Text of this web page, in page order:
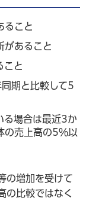
ること
があること
こと
期と比較して5
る場合は最近3か
の売上高の5％以
の増加を受けて
の比較ではなく